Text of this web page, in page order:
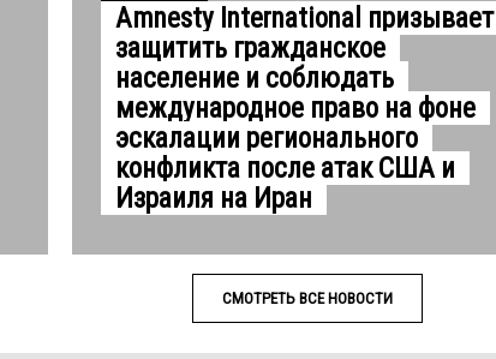
Amnesty International призывает
защитить гражданское
население и соблюдать
международное право на фоне
эскалации регионального
конфликта после атак США и
Израиля на Иран
СМОТРЕТЬ ВСЕ НОВОСТИ